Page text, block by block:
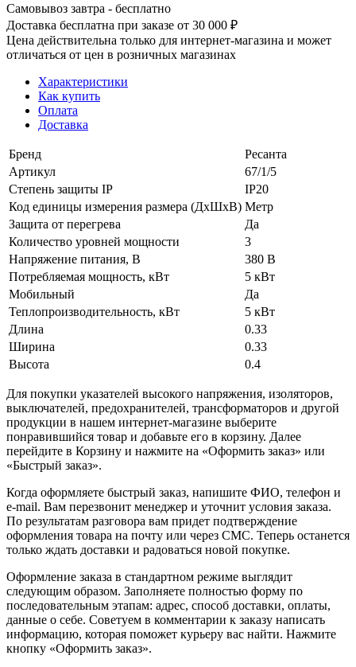
Самовывоз завтра - бесплатно
Доставка бесплатна при заказе от 30 000 ₽
Цена действительна только для интернет-магазина и может
отличаться от цен в розничных магазинах
Характеристики
Как купить
Оплата
Доставка
Бренд
Ресанта
Артикул
67/1/5
Степень защиты IP
IP20
Код единицы измерения размера (ДхШхВ) Метр
Защита от перегрева
Да
Количество уровней мощности
3
Напряжение питания, В
380 В
Потребляемая мощность, кВт
5 кВт
Мобильный
Да
Теплопроизводительность, кВт
5 кВт
Длина
0.33
Ширина
0.33
Высота
0.4
Для покупки указателей высокого напряжения, изоляторов,
выключателей, предохранителей, трансформаторов и другой
продукции в нашем интернет-магазине выберите
понравившийся товар и добавьте его в корзину. Далее
перейдите в Корзину и нажмите на «Оформить заказ» или
«Быстрый заказ».
Когда оформляете быстрый заказ, напишите ФИО, телефон и
e-mail. Вам перезвонит менеджер и уточнит условия заказа.
По результатам разговора вам придет подтверждение
оформления товара на почту или через СМС. Теперь останется
только ждать доставки и радоваться новой покупке.
Оформление заказа в стандартном режиме выглядит
следующим образом. Заполняете полностью форму по
последовательным этапам: адрес, способ доставки, оплаты,
данные о себе. Советуем в комментарии к заказу написать
информацию, которая поможет курьеру вас найти. Нажмите
кнопку «Оформить заказ».